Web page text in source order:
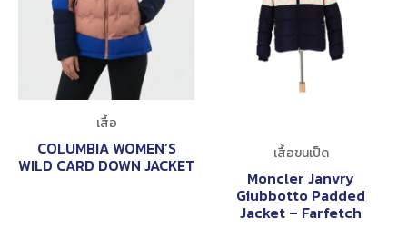
เสื้อ
COLUMBIA WOMEN’S
WILD CARD DOWN JACKET
เสื้อขนเป็ด
Moncler Janvry
Giubbotto Padded
Jacket – Farfetch